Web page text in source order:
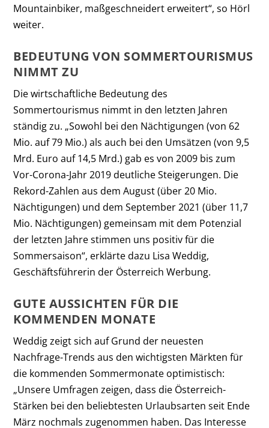
Mountainbiker, maßgeschneidert erweitert“, so Hörl
weiter.
BEDEUTUNG VON SOMMERTOURISMUS
NIMMT ZU
Die wirtschaftliche Bedeutung des
Sommertourismus nimmt in den letzten Jahren
ständig zu. „Sowohl bei den Nächtigungen (von 62
Mio. auf 79 Mio.) als auch bei den Umsätzen (von 9,5
Mrd. Euro auf 14,5 Mrd.) gab es von 2009 bis zum
Vor-Corona-Jahr 2019 deutliche Steigerungen. Die
Rekord-Zahlen aus dem August (über 20 Mio.
Nächtigungen) und dem September 2021 (über 11,7
Mio. Nächtigungen) gemeinsam mit dem Potenzial
der letzten Jahre stimmen uns positiv für die
Sommersaison“, erklärte dazu Lisa Weddig,
Geschäftsführerin der Österreich Werbung.
GUTE AUSSICHTEN FÜR DIE
KOMMENDEN MONATE
Weddig zeigt sich auf Grund der neuesten
Nachfrage-Trends aus den wichtigsten Märkten für
die kommenden Sommermonate optimistisch:
„Unsere Umfragen zeigen, dass die Österreich-
Stärken bei den beliebtesten Urlaubsarten seit Ende
März nochmals zugenommen haben. Das Interesse